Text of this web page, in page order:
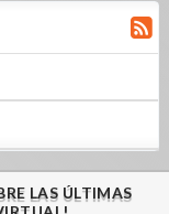
LAS ÚLTIMAS